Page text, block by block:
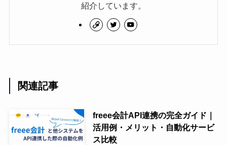
紹介しています。
関連記事
freee会計API連携の完全ガイド｜
活用例・メリット・自動化サービ
ス比較